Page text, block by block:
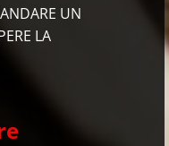
UN
LA